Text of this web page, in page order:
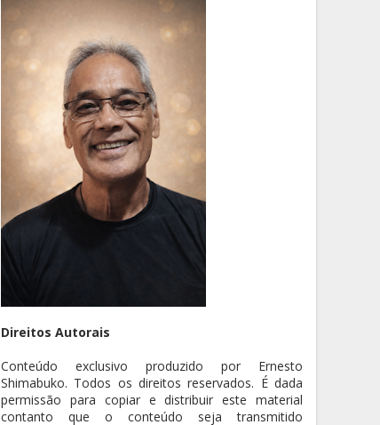
Direitos Autorais
Conteúdo exclusivo produzido por Ernesto
Shimabuko. Todos os direitos reservados. É dada
permissão para copiar e distribuir este material
contanto que o conteúdo seja transmitido